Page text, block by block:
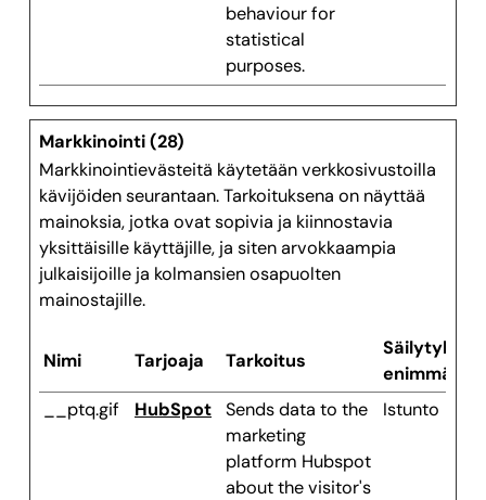
behaviour for
statistical
purposes.
Markkinointi (28)
Markkinointievästeitä käytetään verkkosivustoilla
kävijöiden seurantaan. Tarkoituksena on näyttää
mainoksia, jotka ovat sopivia ja kiinnostavia
yksittäisille käyttäjille, ja siten arvokkaampia
julkaisijoille ja kolmansien osapuolten
mainostajille.
Nimi Tarjoaja Tarkoitus
Säilytyksen
__ptq.gif
HubSpot
Sends data to the
marketing
platform Hubspot
about the visitor's
Istunto